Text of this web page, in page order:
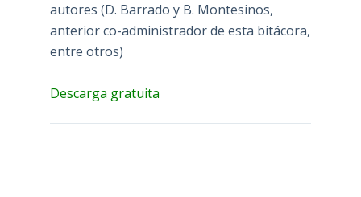
autores (D. Barrado y B. Montesinos,
anterior co-administrador de esta bitácora,
entre otros)
Descarga gratuita